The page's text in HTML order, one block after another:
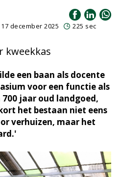
december 2025 225 sec
kweekkas
een baan als docente
voor een functie als
jaar oud landgoed,
het bestaan niet eens
verhuizen, maar het